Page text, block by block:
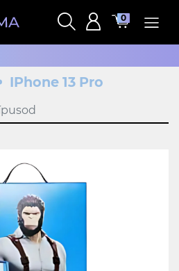
0
IPhone 13 Pro